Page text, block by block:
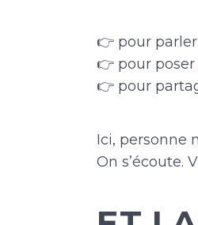
👉 pour
👉 pour
👉 pour
Ici, personne
On s’écoute.